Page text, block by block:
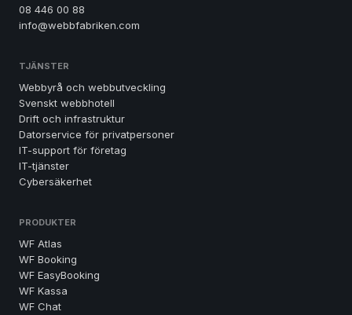
08 446 00 88
info@webbfabriken.com
TJÄNSTER
Webbyrå och webbutveckling
Svenskt webbhotell
Drift och infrastruktur
Datorservice för privatpersoner
IT-support för företag
IT-tjänster
Cybersäkerhet
PRODUKTER
WF Atlas
WF Booking
WF EasyBooking
WF Kassa
WF Chat